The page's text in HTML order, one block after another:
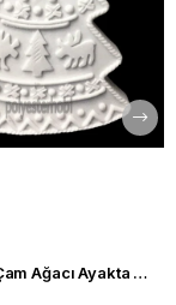
MO 100 - Çam Ağacı Ayakta Duran Ham Polyester Obje